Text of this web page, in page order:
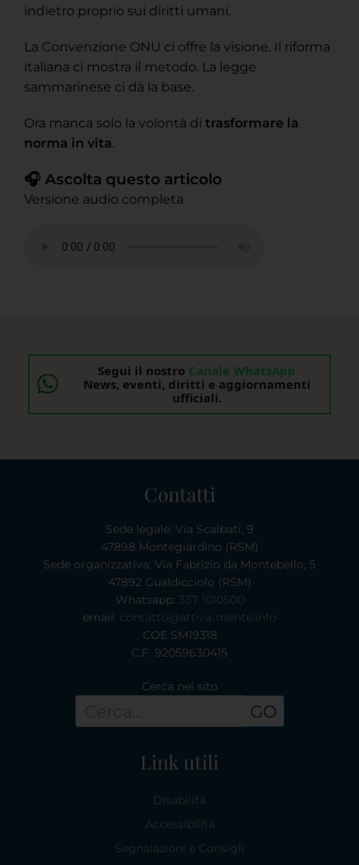
indietro proprio sui diritti umani.
La Convenzione ONU ci offre la visione. Il riforma
italiana ci mostra il metodo. La legge
sammarinese ci dà la base.
Ora manca solo la volontà di trasformare la
norma in vita.
🎧 Ascolta questo articolo
Versione audio completa
Segui il nostro Canale WhatsApp
News, eventi, diritti e aggiornamenti
ufficiali.
Contatti
Sede legale: Via Scalbati, 9
47898 Montegiardino (RSM)
Sede organizzativa: Via Fabrizio da Montebello, 5
47892 Gualdicciolo (RSM)
Whatsapp: 337 1010500
email: contatto@attiva-mente.info
COE SM19318
C.F. 92059630415
Cerca nel sito
GO
Link utili
Disabilità
Accessibilità
Segnalazioni e Consigli